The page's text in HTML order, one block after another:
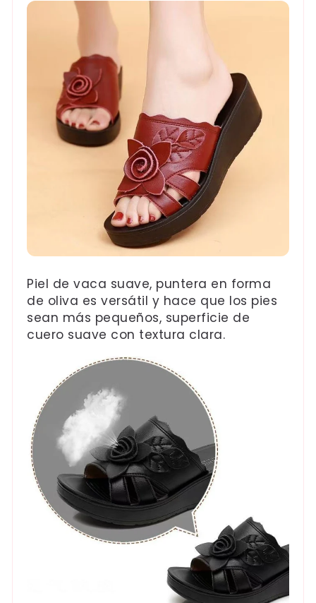
Piel de vaca suave, puntera en forma
de oliva es versátil y hace que los pies
sean más pequeños, superficie de
cuero suave con textura clara.